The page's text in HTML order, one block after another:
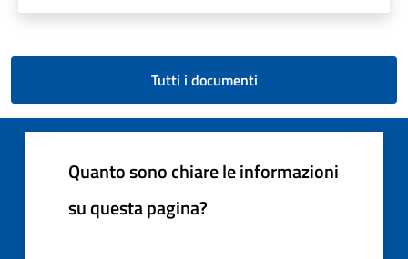
Tutti i documenti
Quanto sono chiare le informazioni
su questa pagina?